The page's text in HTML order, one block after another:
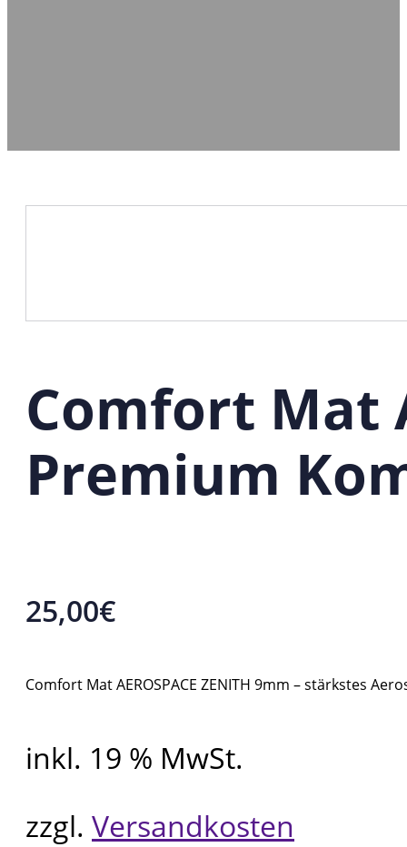
Comfort Mat
Premium
25,00€
Comfort Mat AEROSPACE ZENITH 9mm – stärkstes
inkl. 19 % MwSt.
zzgl. Versandkosten